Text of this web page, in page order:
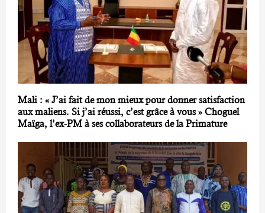
Mali : « J’ai fait de mon mieux pour donner satisfaction
aux maliens. Si j’ai réussi, c’est grâce à vous » Choguel
Maïga, l’ex-PM à ses collaborateurs de la Primature